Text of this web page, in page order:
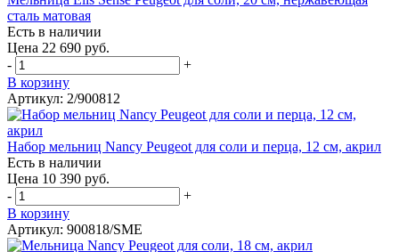
сталь матовая
Есть в наличии
Цена 22 690 руб.
-
+
В корзину
Артикул: 2/900812
Набор мельниц Nancy Peugeot для соли и перца, 12 см, акрил
Есть в наличии
Цена 10 390 руб.
-
+
В корзину
Артикул: 900818/SME